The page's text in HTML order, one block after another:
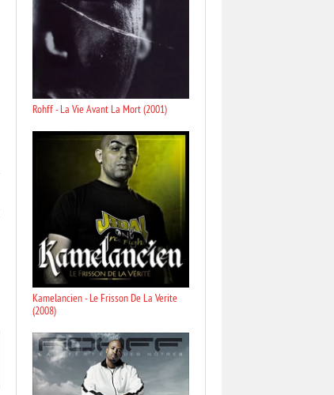
Rohff - La Vie Avant La Mort (2001)
Kamelancien - Le Frisson De La Verite
(2008)